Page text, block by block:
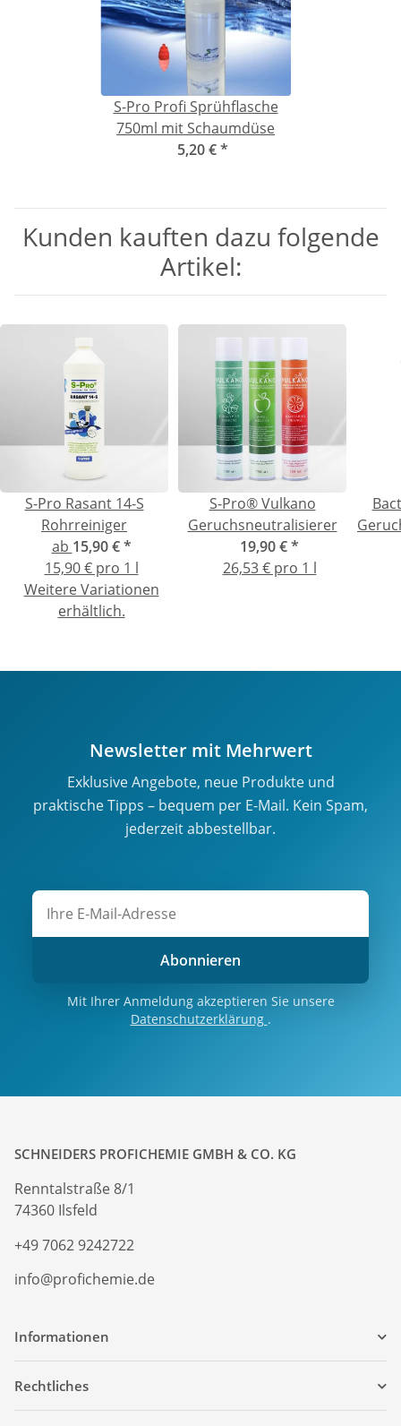
S-Pro Profi Sprühflasche
750ml mit Schaumdüse
5,20 €*
Kunden kauften dazu folgende
Artikel:
S-Pro Rasant 14-S
Rohrreiniger
ab 15,90 €*
15,90 € pro 1 l
Weitere Variationen
erhältlich.
S-Pro® Vulkano
Geruchsneutralisierer
19,90 €*
26,53 € pro 1 l
Newsletter mit Mehrwert
Exklusive Angebote, neue Produkte und
praktische Tipps – bequem per E-Mail. Kein Spam,
jederzeit abbestellbar.
Abonnieren
Mit Ihrer Anmeldung akzeptieren Sie unsere
Datenschutzerklärung .
SCHNEIDERS PROFICHEMIE GMBH & CO. KG
Renntalstraße 8/1
74360 Ilsfeld
+49 7062 9242722
info@profichemie.de
Informationen
Rechtliches